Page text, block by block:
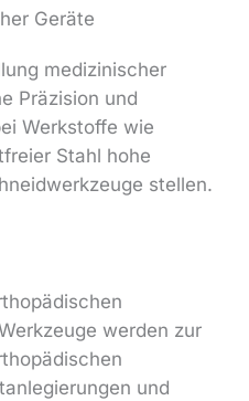
Geräte
medizinischer
Präzision und
Werkstoffe wie
Stahl hohe
stellen.
werden zur
und